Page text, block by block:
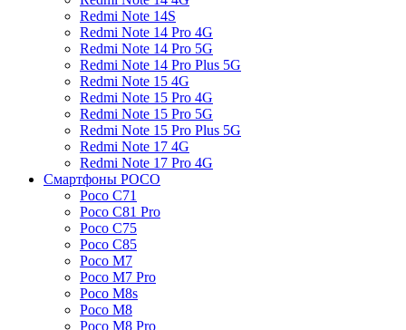
Redmi Note 14S
Redmi Note 14 Pro 4G
Redmi Note 14 Pro 5G
Redmi Note 14 Pro Plus 5G
Redmi Note 15 4G
Redmi Note 15 Pro 4G
Redmi Note 15 Pro 5G
Redmi Note 15 Pro Plus 5G
Redmi Note 17 4G
Redmi Note 17 Pro 4G
Смартфоны POCO
Poco C71
Poco C81 Pro
Poco C75
Poco C85
Poco M7
Poco M7 Pro
Poco M8s
Poco M8
Poco M8 Pro